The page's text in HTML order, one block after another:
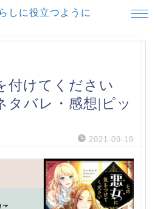
しに役立つように
付けてください
タバレ・感想|ピッ
2021-09-19